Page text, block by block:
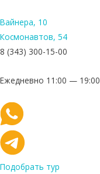
Вайнера, 10
Космонавтов, 54
8 (343) 300-15-00
Ежедневно 11:00 — 19:00
Подобрать тур